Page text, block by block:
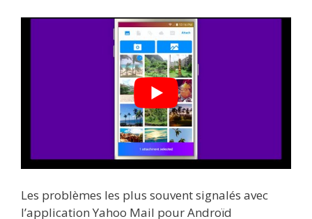
Les problèmes les plus souvent signalés avec
l’application Yahoo Mail pour Androïd